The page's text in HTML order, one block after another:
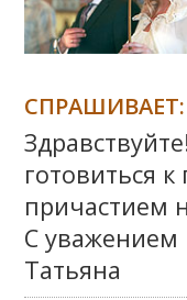
СПРАШИВАЕТ:
готовиться
причастием
С уважением
Татьяна